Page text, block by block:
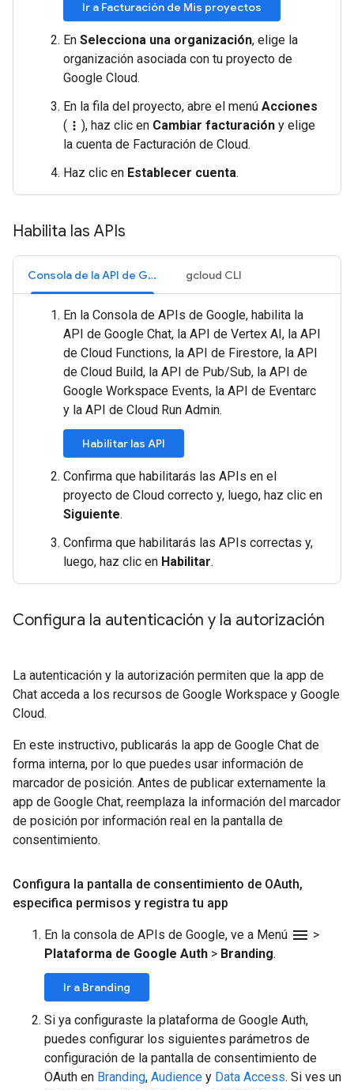
Ir a Facturación de Mis proyectos
En Selecciona una organización, elige la
organización asociada con tu proyecto de
Google Cloud.
En la fila del proyecto, abre el menú Acciones
( more_vert ), haz clic en Cambiar facturación y elige
la cuenta de Facturación de Cloud.
Haz clic en Establecer cuenta.
Habilita las APIs
Consola de la API de Google gcloud CLI
En la Consola de APIs de Google, habilita la
API de Google Chat, la API de Vertex AI, la API
de Cloud Functions, la API de Firestore, la API
de Cloud Build, la API de Pub/Sub, la API de
Google Workspace Events, la API de Eventarc
y la API de Cloud Run Admin.
Habilitar las API
Confirma que habilitarás las APIs en el
proyecto de Cloud correcto y, luego, haz clic en
Siguiente.
Confirma que habilitarás las APIs correctas y,
luego, haz clic en Habilitar.
Configura la autenticación y la autorización
La autenticación y la autorización permiten que la app de
Chat acceda a los recursos de Google Workspace y Google
Cloud.
En este instructivo, publicarás la app de Google Chat de
forma interna, por lo que puedes usar información de
marcador de posición. Antes de publicar externamente la
app de Google Chat, reemplaza la información del marcador
de posición por información real en la pantalla de
consentimiento.
Configura la pantalla de consentimiento de OAuth,
especifica permisos y registra tu app
En la consola de APIs de Google, ve a Menú menu >
Plataforma de Google Auth > Branding.
Ir a Branding
Si ya configuraste la plataforma de Google Auth,
puedes configurar los siguientes parámetros de
configuración de la pantalla de consentimiento de
OAuth en Branding, Audience y Data Access. Si ves un